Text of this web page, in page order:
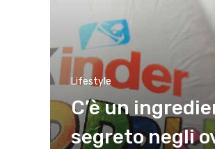
Lifestyle
C’è un
segreto negli